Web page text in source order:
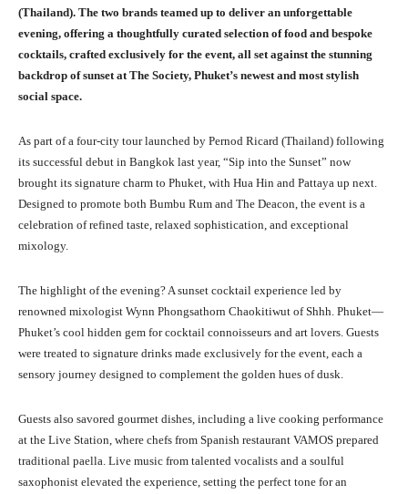
(Thailand). The two brands teamed up to deliver an unforgettable
evening, offering a thoughtfully curated selection of food and bespoke
cocktails, crafted exclusively for the event, all set against the stunning
backdrop of sunset at The Society, Phuket’s newest and most stylish
social space.
As part of a four-city tour launched by Pernod Ricard (Thailand) following
its successful debut in Bangkok last year, “Sip into the Sunset” now
brought its signature charm to Phuket, with Hua Hin and Pattaya up next.
Designed to promote both Bumbu Rum and The Deacon, the event is a
celebration of refined taste, relaxed sophistication, and exceptional
mixology.
The highlight of the evening? A sunset cocktail experience led by
renowned mixologist Wynn Phongsathorn Chaokitiwut of Shhh. Phuket—
Phuket’s cool hidden gem for cocktail connoisseurs and art lovers. Guests
were treated to signature drinks made exclusively for the event, each a
sensory journey designed to complement the golden hues of dusk.
Guests also savored gourmet dishes, including a live cooking performance
at the Live Station, where chefs from Spanish restaurant VAMOS prepared
traditional paella. Live music from talented vocalists and a soulful
saxophonist elevated the experience, setting the perfect tone for an